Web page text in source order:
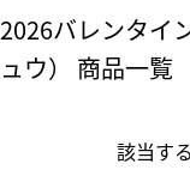
2026バレンタイ
ュウ） 商品一覧
該当す